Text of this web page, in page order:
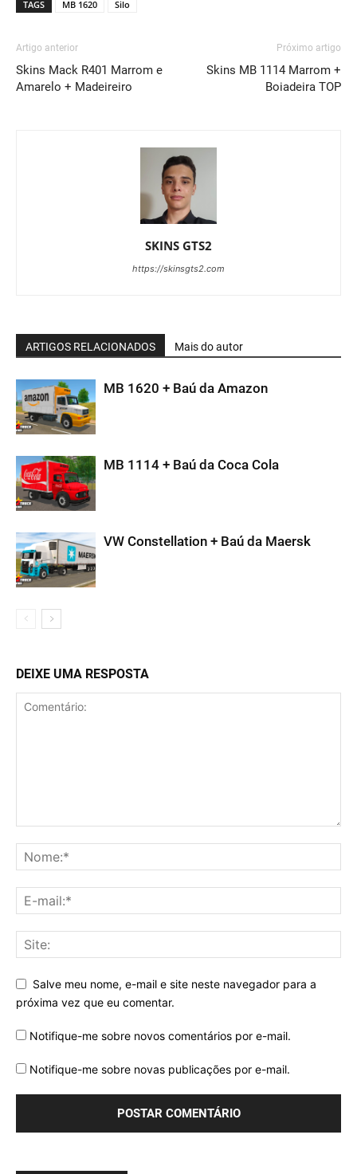
TAGS MB 1620 Silo
Artigo anterior
Skins Mack R401 Marrom e
Amarelo + Madeireiro
Próximo artigo
Skins MB 1114 Marrom +
Boiadeira TOP
SKINS GTS2
https://skinsgts2.com
ARTIGOS RELACIONADOS Mais do autor
MB 1620 + Baú da Amazon
MB 1114 + Baú da Coca Cola
VW Constellation + Baú da Maersk
DEIXE UMA RESPOSTA
Salve meu nome, e-mail e site neste navegador para a
próxima vez que eu comentar.
Notifique-me sobre novos comentários por e-mail.
Notifique-me sobre novas publicações por e-mail.